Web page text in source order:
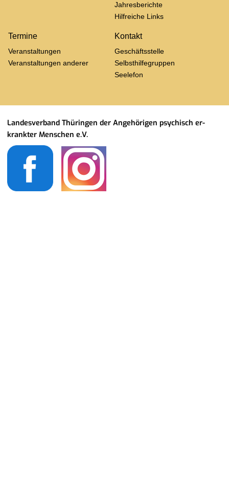
Jah­res­be­rich­te
Hilf­rei­che Links
Ter­mi­ne
Ver­an­stal­tun­gen
Ver­an­stal­tun­gen an­de­rer
Kon­takt
Ge­schäfts­stel­le
Selbst­hil­fe­grup­pen
See­le­fon
Lan­des­ver­band Thü­rin­gen der An­ge­hö­ri­gen psy­chisch er­
krank­ter Men­schen e.V.